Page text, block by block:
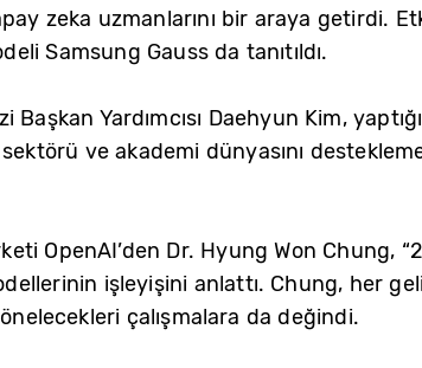
zeka uzmanlarını bir araya getirdi.
Samsung Gauss da tanıtıldı.
Yardımcısı Daehyun Kim,
ve akademi dünyasını
OpenAI’den Dr. Hyung Won Chung,
işleyişini anlattı. Chung, her
çalışmalara da değindi.